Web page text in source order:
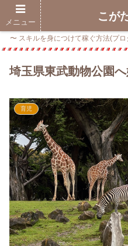
〜 スキルを身につけて稼ぐ方法(プ
埼玉県東武動物公園
育児
メニュー こが